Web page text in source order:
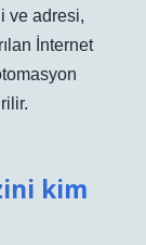
ve adresi,
İnternet
kim